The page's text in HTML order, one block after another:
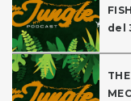
del